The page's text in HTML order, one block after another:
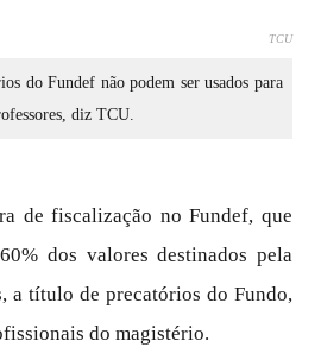
do Fundef não podem ser usados para
diz TCU.
TCU
de fiscalização no Fundef, que
dos valores destinados pela
a título de precatórios do Fundo,
do magistério.